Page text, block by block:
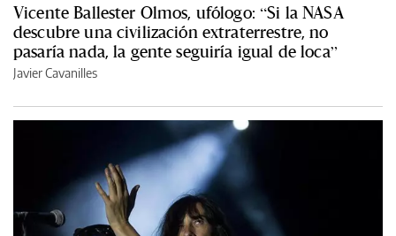
Vicente Ballester Olmos, ufólogo: “Si la NASA
descubre una civilización extraterrestre, no
pasaría nada, la gente seguiría igual de loca”
Javier Cavanilles